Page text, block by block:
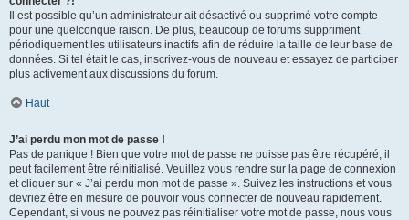
Il est possible qu’un administrateur ait désactivé ou supprimé votre compte
pour une quelconque raison. De plus, beaucoup de forums suppriment
périodiquement les utilisateurs inactifs afin de réduire la taille de leur base de
données. Si tel était le cas, inscrivez-vous de nouveau et essayez de participer
plus activement aux discussions du forum.
Haut
J’ai perdu mon mot de passe !
Pas de panique ! Bien que votre mot de passe ne puisse pas être récupéré, il
peut facilement être réinitialisé. Veuillez vous rendre sur la page de connexion
et cliquer sur « J’ai perdu mon mot de passe ». Suivez les instructions et vous
devriez être en mesure de pouvoir vous connecter de nouveau rapidement.
Cependant, si vous ne pouvez pas réinitialiser votre mot de passe, nous vous